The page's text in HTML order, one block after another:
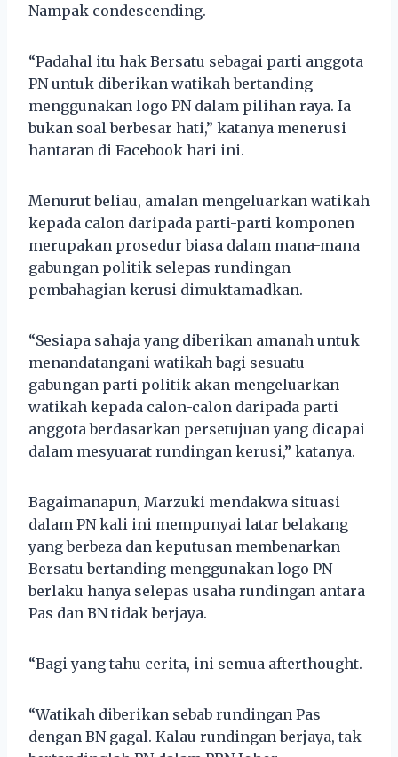
Nampak condescending.
“Padahal itu hak Bersatu sebagai parti anggota
PN untuk diberikan watikah bertanding
menggunakan logo PN dalam pilihan raya. Ia
bukan soal berbesar hati,” katanya menerusi
hantaran di Facebook hari ini.
Menurut beliau, amalan mengeluarkan watikah
kepada calon daripada parti-parti komponen
merupakan prosedur biasa dalam mana-mana
gabungan politik selepas rundingan
pembahagian kerusi dimuktamadkan.
“Sesiapa sahaja yang diberikan amanah untuk
menandatangani watikah bagi sesuatu
gabungan parti politik akan mengeluarkan
watikah kepada calon-calon daripada parti
anggota berdasarkan persetujuan yang dicapai
dalam mesyuarat rundingan kerusi,” katanya.
Bagaimanapun, Marzuki mendakwa situasi
dalam PN kali ini mempunyai latar belakang
yang berbeza dan keputusan membenarkan
Bersatu bertanding menggunakan logo PN
berlaku hanya selepas usaha rundingan antara
Pas dan BN tidak berjaya.
“Bagi yang tahu cerita, ini semua afterthought.
“Watikah diberikan sebab rundingan Pas
dengan BN gagal. Kalau rundingan berjaya, tak